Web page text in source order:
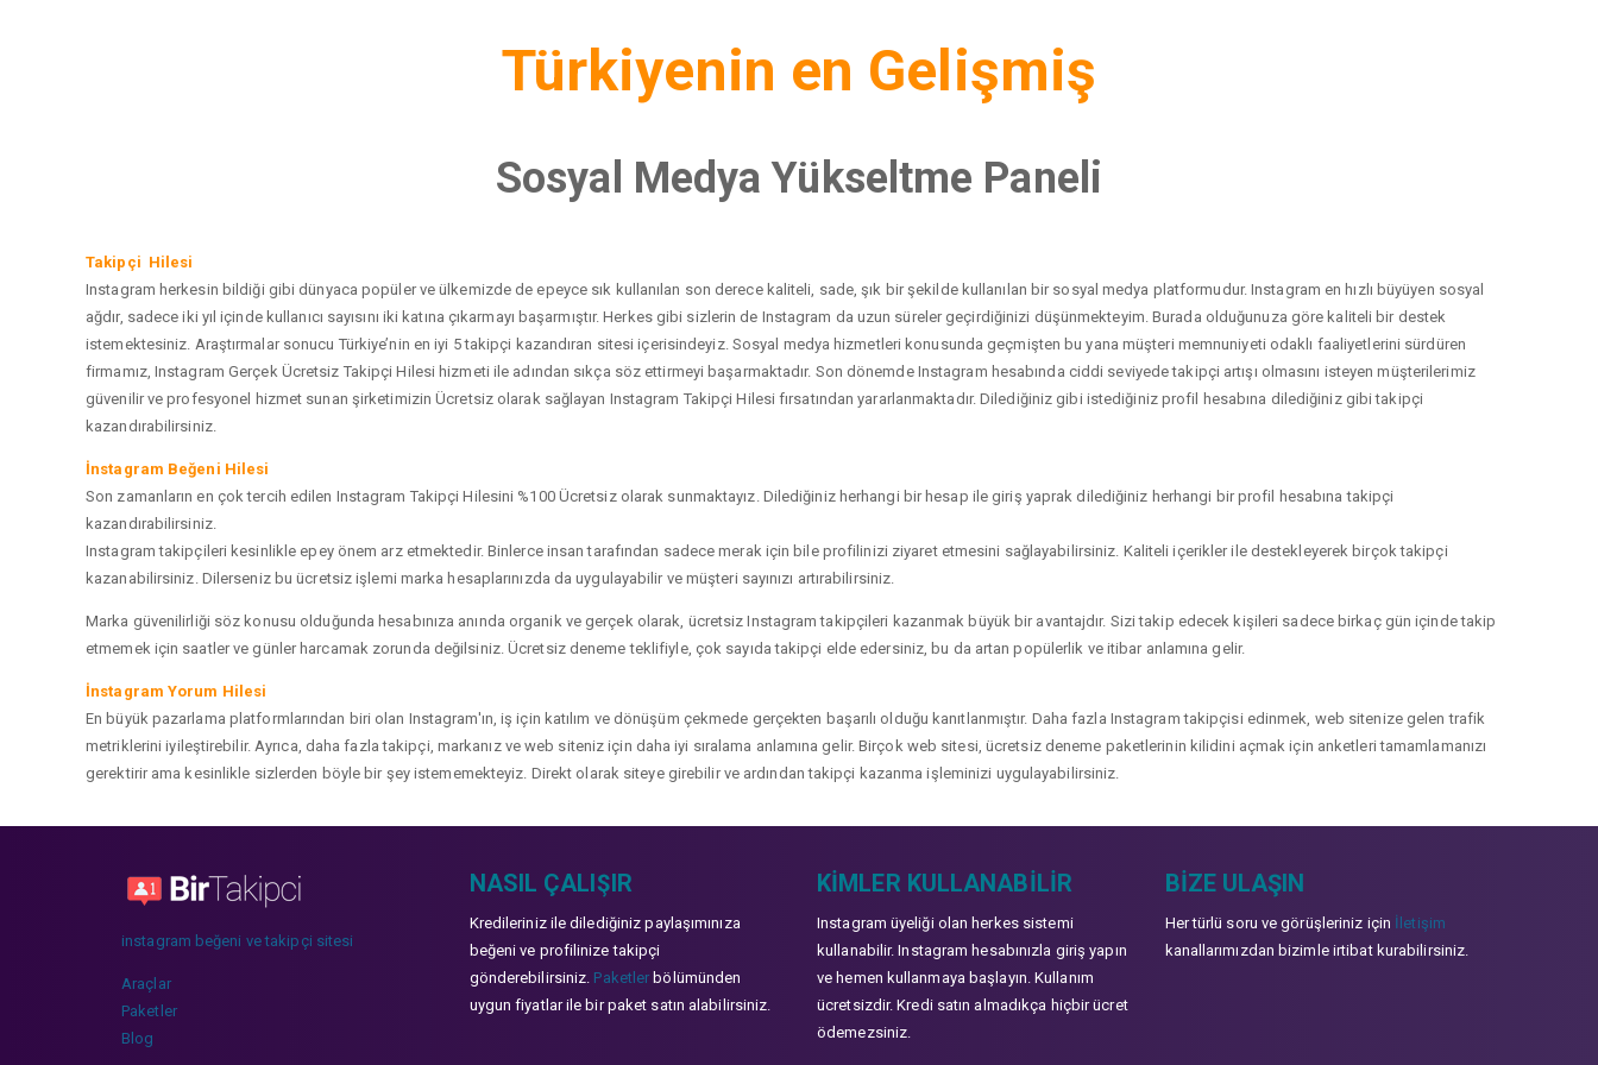
Türkiyenin en Gelişmiş
Sosyal Medya Yükseltme Paneli
Takipçi Hilesi
Instagram herkesin bildiği gibi dünyaca popüler ve ülkemizde de epeyce sık kullanılan son derece kaliteli, sade, şık bir şekilde kullanılan bir sosyal medya platformudur. Instagram en hızlı büyüyen sosyal
ağdır, sadece iki yıl içinde kullanıcı sayısını iki katına çıkarmayı başarmıştır. Herkes gibi sizlerin de Instagram da uzun süreler geçirdiğinizi düşünmekteyim. Burada olduğunuza göre kaliteli bir destek
istemektesiniz. Araştırmalar sonucu Türkiye’nin en iyi 5 takipçi kazandıran sitesi içerisindeyiz. Sosyal medya hizmetleri konusunda geçmişten bu yana müşteri memnuniyeti odaklı faaliyetlerini sürdüren
firmamız, Instagram Gerçek Ücretsiz Takipçi Hilesi hizmeti ile adından sıkça söz ettirmeyi başarmaktadır. Son dönemde Instagram hesabında ciddi seviyede takipçi artışı olmasını isteyen müşterilerimiz
güvenilir ve profesyonel hizmet sunan şirketimizin Ücretsiz olarak sağlayan Instagram Takipçi Hilesi fırsatından yararlanmaktadır. Dilediğiniz gibi istediğiniz profil hesabına dilediğiniz gibi takipçi
kazandırabilirsiniz.
İnstagram Beğeni Hilesi
Son zamanların en çok tercih edilen Instagram Takipçi Hilesini %100 Ücretsiz olarak sunmaktayız. Dilediğiniz herhangi bir hesap ile giriş yaprak dilediğiniz herhangi bir profil hesabına takipçi
kazandırabilirsiniz.
Instagram takipçileri kesinlikle epey önem arz etmektedir. Binlerce insan tarafından sadece merak için bile profilinizi ziyaret etmesini sağlayabilirsiniz. Kaliteli içerikler ile destekleyerek birçok takipçi
kazanabilirsiniz. Dilerseniz bu ücretsiz işlemi marka hesaplarınızda da uygulayabilir ve müşteri sayınızı artırabilirsiniz.
Marka güvenilirliği söz konusu olduğunda hesabınıza anında organik ve gerçek olarak, ücretsiz Instagram takipçileri kazanmak büyük bir avantajdır. Sizi takip edecek kişileri sadece birkaç gün içinde takip
etmemek için saatler ve günler harcamak zorunda değilsiniz. Ücretsiz deneme teklifiyle, çok sayıda takipçi elde edersiniz, bu da artan popülerlik ve itibar anlamına gelir.
İnstagram Yorum Hilesi
En büyük pazarlama platformlarından biri olan Instagram'ın, iş için katılım ve dönüşüm çekmede gerçekten başarılı olduğu kanıtlanmıştır. Daha fazla Instagram takipçisi edinmek, web sitenize gelen trafik
metriklerini iyileştirebilir. Ayrıca, daha fazla takipçi, markanız ve web siteniz için daha iyi sıralama anlamına gelir. Birçok web sitesi, ücretsiz deneme paketlerinin kilidini açmak için anketleri tamamlamanızı
gerektirir ama kesinlikle sizlerden böyle bir şey istememekteyiz. Direkt olarak siteye girebilir ve ardından takipçi kazanma işleminizi uygulayabilirsiniz.
instagram beğeni ve takipçi sitesi
Araçlar
Paketler
Blog
NASIL ÇALIŞIR
Kredileriniz ile dilediğiniz paylaşımınıza
beğeni ve profilinize takipçi
gönderebilirsiniz. Paketler bölümünden
uygun fiyatlar ile bir paket satın alabilirsiniz.
KIMLER KULLANABILIR
Instagram üyeliği olan herkes sistemi
kullanabilir. Instagram hesabınızla giriş yapın
ve hemen kullanmaya başlayın. Kullanım
ücretsizdir. Kredi satın almadıkça hiçbir ücret
ödemezsiniz.
BIZE ULAŞIN
Her türlü soru ve görüşleriniz için İletişim
kanallarımızdan bizimle irtibat kurabilirsiniz.